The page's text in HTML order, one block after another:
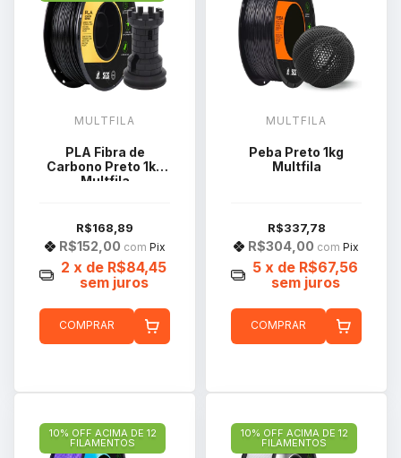
MULTFILA
PLA Fibra de
Carbono Preto 1kg
Multfila
R$168,89
R$152,00 com Pix
2 x de R$84,45
sem juros
COMPRAR
MULTFILA
Peba Preto 1kg
Multfila
R$337,78
R$304,00 com Pix
5 x de R$67,56
sem juros
COMPRAR
10% OFF ACIMA DE 12
FILAMENTOS
10% OFF ACIMA DE 12
FILAMENTOS